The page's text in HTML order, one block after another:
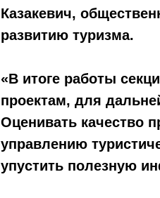
Казакевич,
развитию туризма.
«В итоге работы
проектам, для
Оценивать качество
управлению
упустить полезную